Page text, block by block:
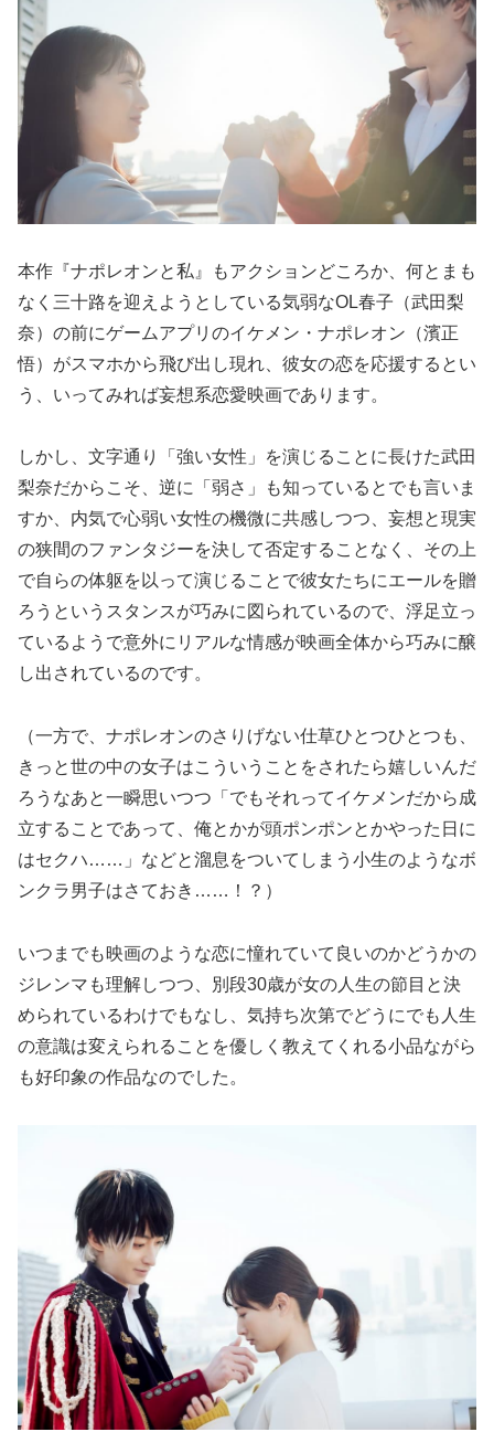
本作『ナポレオンと私』もアクションどころか、何とまも
なく三十路を迎えようとしている気弱なOL春子（武田梨
奈）の前にゲームアプリのイケメン・ナポレオン（濱正
悟）がスマホから飛び出し現れ、彼女の恋を応援するとい
う、いってみれば妄想系恋愛映画であります。
しかし、文字通り「強い女性」を演じることに長けた武田
梨奈だからこそ、逆に「弱さ」も知っているとでも言いま
すか、内気で心弱い女性の機微に共感しつつ、妄想と現実
の狭間のファンタジーを決して否定することなく、その上
で自らの体躯を以って演じることで彼女たちにエールを贈
ろうというスタンスが巧みに図られているので、浮足立っ
ているようで意外にリアルな情感が映画全体から巧みに醸
し出されているのです。
（一方で、ナポレオンのさりげない仕草ひとつひとつも、
きっと世の中の女子はこういうことをされたら嬉しいんだ
ろうなあと一瞬思いつつ「でもそれってイケメンだから成
立することであって、俺とかが頭ポンポンとかやった日に
はセクハ……」などと溜息をついてしまう小生のようなボ
ンクラ男子はさておき……！？）
いつまでも映画のような恋に憧れていて良いのかどうかの
ジレンマも理解しつつ、別段30歳が女の人生の節目と決
められているわけでもなし、気持ち次第でどうにでも人生
の意識は変えられることを優しく教えてくれる小品ながら
も好印象の作品なのでした。